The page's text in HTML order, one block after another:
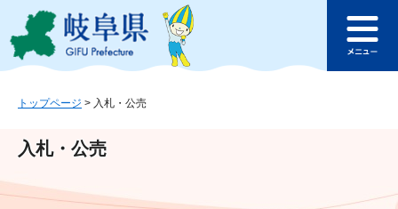
ジ
ュ
文
このページの本文へ
ュ
トップページ > 入札・公売
入札・公売